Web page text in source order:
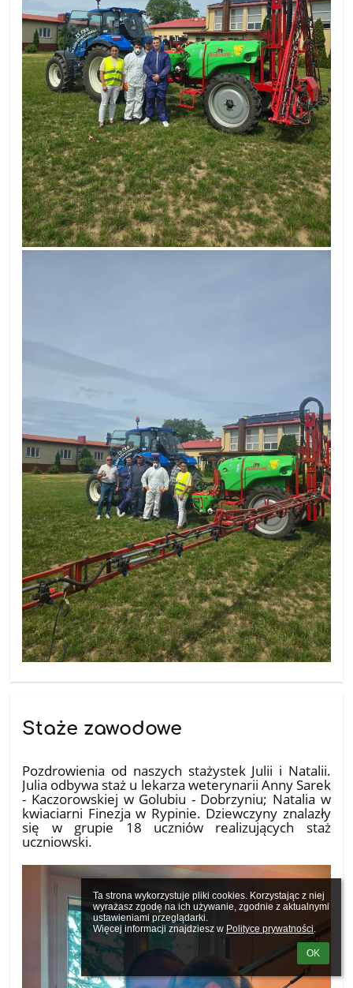
Ta strona wykorzystuje pliki cookies. Korzystając z niej
wyrażasz zgodę na ich używanie, zgodnie z aktualnymi
ustawieniami przeglądarki.
Więcej informacji znajdziesz w Polityce prywatności.
OK
Staże zawodowe
Pozdrowienia od naszych stażystek Julii i Natalii.
Julia odbywa staż u lekarza weterynarii Anny Sarek
- Kaczorowskiej w Golubiu - Dobrzyniu; Natalia w
kwiaciarni Finezja w Rypinie. Dziewczyny znalazły
się w grupie 18 uczniów realizujących staż
uczniowski.